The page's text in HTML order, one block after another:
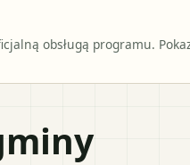
obsługą programu.